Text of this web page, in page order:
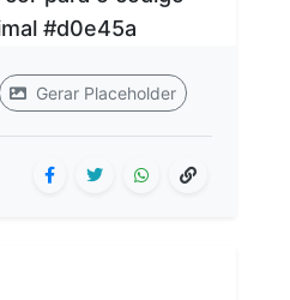
Gerar Placeholder